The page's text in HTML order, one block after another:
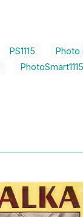
PS1115 Photo